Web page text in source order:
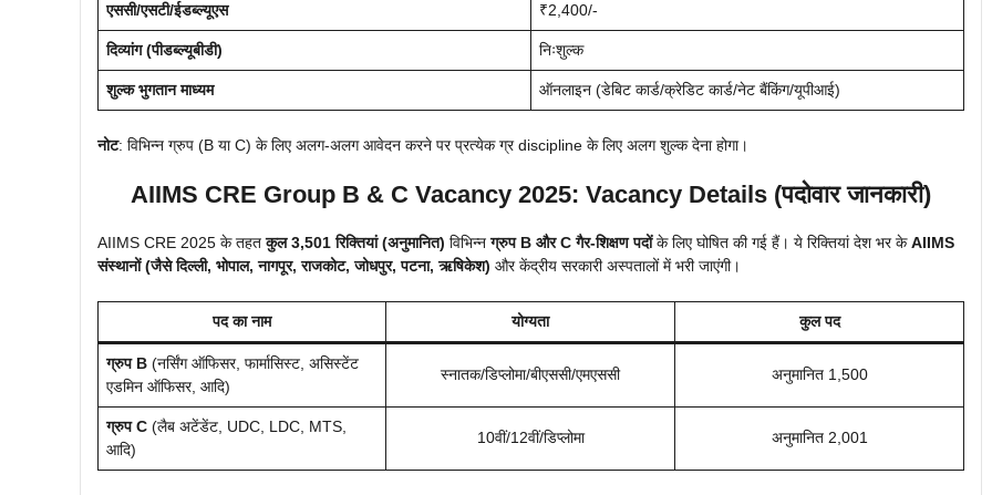
एससी/एसटी/ईडब्ल्यूएस ₹2,400/-
दिव्यांग (पीडब्ल्यूबीडी) निःशुल्क
शुल्क भुगतान माध्यम ऑनलाइन (डेबिट कार्ड/क्रेडिट कार्ड/नेट बैंकिंग/यूपीआई)
नोट: विभिन्न ग्रुप (B या C) के लिए अलग-अलग आवेदन करने पर प्रत्येक ग्र discipline के लिए अलग शुल्क देना होगा।
AIIMS CRE Group B & C Vacancy 2025: Vacancy Details (पदोवार जानकारी)
AIIMS CRE 2025 के तहतकुल 3,501 रिक्तियां (अनुमानित) विभिन्नग्रुप B और C गैर-शिक्षण पदोंके लिए घोषित की गई हैं। ये रिक्तियां देश भर केAIIMS
संस्थानों (जैसे दिल्ली, भोपाल, नागपूर, राजकोट, जोधपुर, पटना, ऋषिकेश) और केंद्रीय सरकारी अस्पतालों में भरी जाएंगी।
पद का नाम योग्यता कुल पद
ग्रुप B (नर्सिंग ऑफिसर, फार्मासिस्ट, असिस्टेंट
एडमिन ऑफिसर, आदि)
स्नातक/डिप्लोमा/बीएससी/एमएससी अनुमानित 1,500
ग्रुप C (लैब अटेंडेंट, UDC, LDC, MTS,
आदि)
10वीं/12वीं/डिप्लोमा अनुमानित 2,001